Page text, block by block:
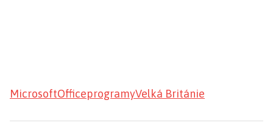
MicrosoftOfficeprogramyVelká Británie